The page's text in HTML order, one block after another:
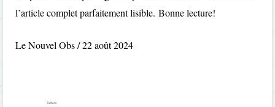
l’article complet parfaitement lisible.Bonne lecture!
Le Nouvel Obs / 22 août 2024